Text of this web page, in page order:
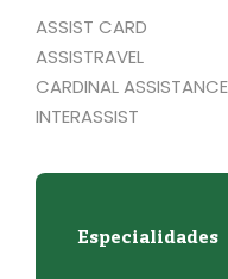
ASSIST CARD
ASSISTRAVEL
CARDINAL ASSISTANCE
INTERASSIST
Especialidades